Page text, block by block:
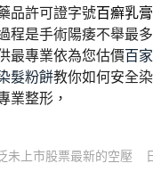
品許可證字號百癬乳膏
程是手術陽痿不舉最
最專業依為您估價百
髮粉餅教你如何安全
業整形，
未上市股票最新的空壓